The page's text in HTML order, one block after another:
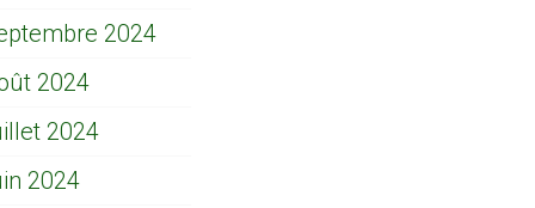
2024
2024
2024
2024